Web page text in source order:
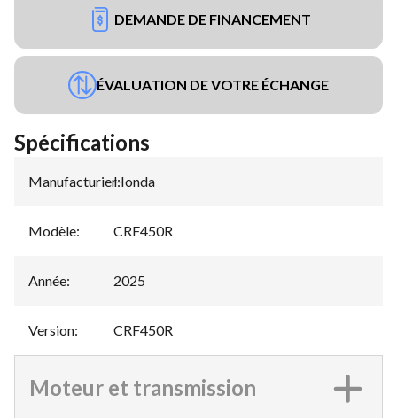
DEMANDE DE FINANCEMENT
ÉVALUATION DE VOTRE ÉCHANGE
Spécifications
Manufacturier:
Honda
Modèle: CRF450R
Année: 2025
Version: CRF450R
Moteur et transmission